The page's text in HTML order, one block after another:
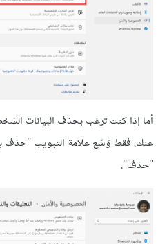
أما إذا كنت ترغب بحذف البيانات
عنك، فقط وَسِّع علامة التبويب "حذف
"حذف".